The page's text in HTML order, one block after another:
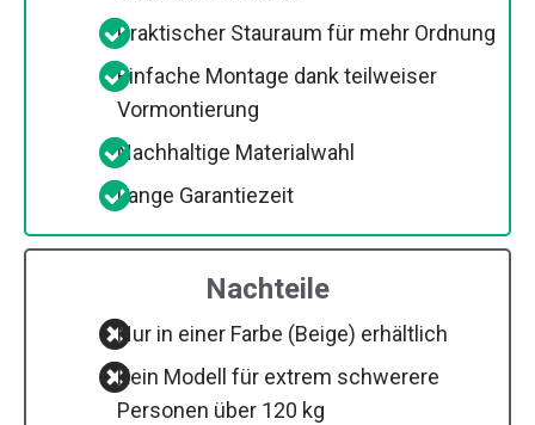
Praktischer Stauraum für mehr Ordnung
Einfache Montage dank teilweiser
Vormontierung
Nachhaltige Materialwahl
Lange Garantiezeit
Nachteile
Nur in einer Farbe (Beige) erhältlich
Kein Modell für extrem schwerere
Personen über 120 kg